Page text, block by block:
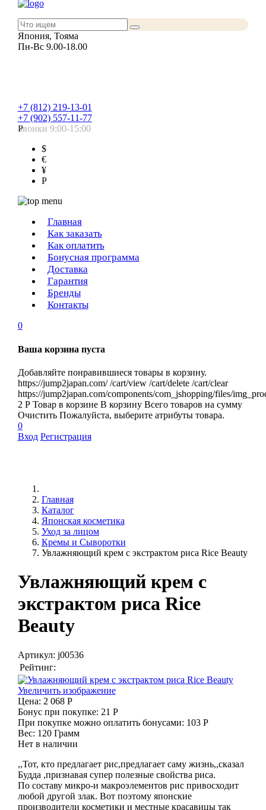
Япония, Тояма
Пн-Вс 9.00-18.00
+7 (812) 219-13-01
+7 (902) 557-11-77
Звонки 9:00-15:00
Р
$
€
¥
Р
Главная
Как заказать
Как оплатить
Бонусная программа
Доставка
Гарантия
Бренды
Контакты
0
Ваша корзина пуста
Добавляйте понравившиеся товары в корзину.
https://jump2japan.com/ /cart/view /cart/delete /cart/clear
https://jump2japan.com/components/com_jshopping/files/
2 Р Товар в корзине В корзину Всего товаров на сумму
Очистить Пожалуйста, выберите атрибуты товара.
0
Вход Регистрация
Главная
Каталог
Японская косметика
Уход за лицом
Кремы и Сыворотки
Увлажняющий крем с экстрактом риса Rice Beauty
Увлажняющий крем с
экстрактом риса Rice
Beauty
Артикул: j00536
Рейтинг:
Увеличить изображение
Цена: 2 068 Р
Бонус при покупке: 21 Р
При покупке можно оплатить бонусами: 103 Р
Вес: 120 Грамм
Нет в наличии
,,Тот, кто предлагает рис,предлагает саму жизнь,,сказал
Будда ,признавая супер полезные свойства риса.
По составу микро-и макроэлементов рис привосходит
любой другой злак. Вот поэтому японские
производители косметики и местные красавицы так